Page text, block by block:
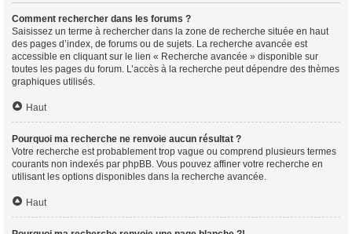
Comment rechercher dans les forums ?
Saisissez un terme à rechercher dans la zone de recherche située en haut
des pages d’index, de forums ou de sujets. La recherche avancée est
accessible en cliquant sur le lien « Recherche avancée » disponible sur
toutes les pages du forum. L’accès à la recherche peut dépendre des thèmes
graphiques utilisés.
Haut
Pourquoi ma recherche ne renvoie aucun résultat ?
Votre recherche est probablement trop vague ou comprend plusieurs termes
courants non indexés par phpBB. Vous pouvez affiner votre recherche en
utilisant les options disponibles dans la recherche avancée.
Haut